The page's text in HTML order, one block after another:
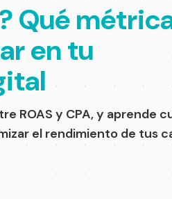
Qué
en tu
ROAS y CPA, y aprende
el rendimiento de tus